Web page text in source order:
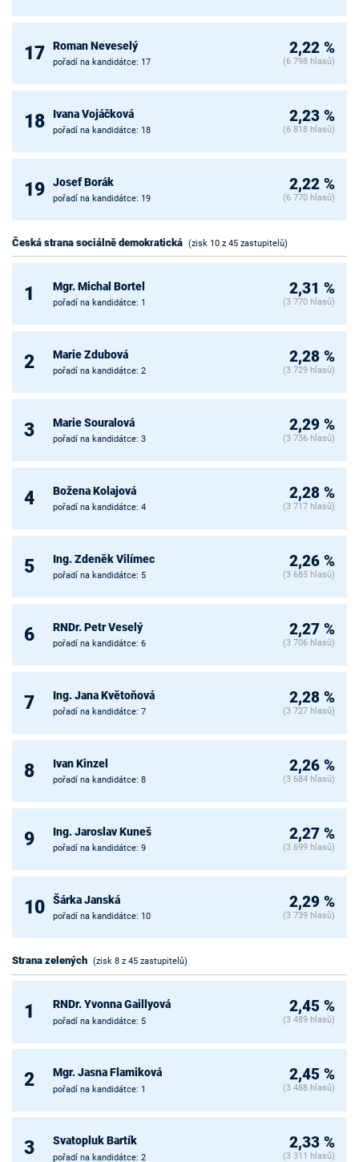
17 Roman Neveselý
pořadí na kandidátce: 17
2,22 %
(6 798 hlasů)
18 Ivana Vojáčková
pořadí na kandidátce: 18
2,23 %
(6 818 hlasů)
19 Josef Borák
pořadí na kandidátce: 19
2,22 %
(6 770 hlasů)
Česká strana sociálně demokratická (zisk 10 z 45 zastupitelů)
1 Mgr. Michal Bortel
pořadí na kandidátce: 1
2,31 %
(3 770 hlasů)
2 Marie Zdubová
pořadí na kandidátce: 2
2,28 %
(3 729 hlasů)
3 Marie Souralová
pořadí na kandidátce: 3
2,29 %
(3 736 hlasů)
4 Božena Kolajová
pořadí na kandidátce: 4
2,28 %
(3 717 hlasů)
5 Ing. Zdeněk Vilímec
pořadí na kandidátce: 5
2,26 %
(3 685 hlasů)
6 RNDr. Petr Veselý
pořadí na kandidátce: 6
2,27 %
(3 706 hlasů)
7 Ing. Jana Květoňová
pořadí na kandidátce: 7
2,28 %
(3 727 hlasů)
8 Ivan Kinzel
pořadí na kandidátce: 8
2,26 %
(3 684 hlasů)
9 Ing. Jaroslav Kuneš
pořadí na kandidátce: 9
2,27 %
(3 699 hlasů)
10 Šárka Janská
pořadí na kandidátce: 10
2,29 %
(3 739 hlasů)
Strana zelených (zisk 8 z 45 zastupitelů)
1 RNDr. Yvonna Gaillyová
pořadí na kandidátce: 5
2,45 %
(3 489 hlasů)
2 Mgr. Jasna Flamiková
pořadí na kandidátce: 1
2,45 %
(3 488 hlasů)
3 Svatopluk Bartík
pořadí na kandidátce: 2
2,33 %
(3 311 hlasů)